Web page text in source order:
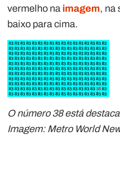
vermelho na imagem, na
baixo para cima.
O número 38 está
Imagem: Metro World